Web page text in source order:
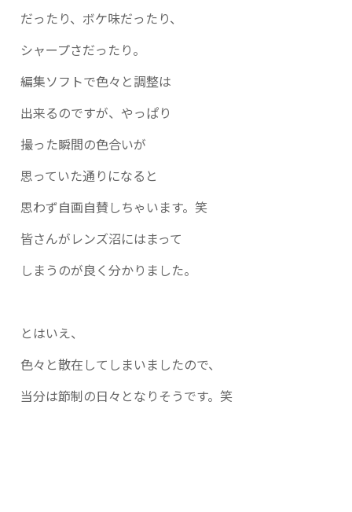
だったり、ボケ味だったり、
シャープさだったり。
編集ソフトで色々と調整は
出来るのですが、やっぱり
撮った瞬間の色合いが
思っていた通りになると
思わず自画自賛しちゃいます。笑
皆さんがレンズ沼にはまって
しまうのが良く分かりました。
とはいえ、
色々と散在してしまいましたので、
当分は節制の日々となりそうです。笑